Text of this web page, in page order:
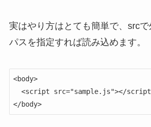
実はやり方はとても簡単で、src
パスを指定すれば読み込めます。
<body>
</body>